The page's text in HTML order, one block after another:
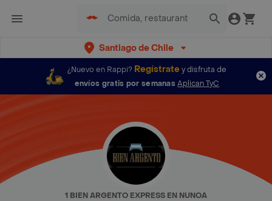
Santiago de Chile
¿Nuevo en Rappi? Regístratey disfruta de
envíos gratis por semanas Aplican TyC
1 BIEN ARGENTO EXPRESS EN NUNOA